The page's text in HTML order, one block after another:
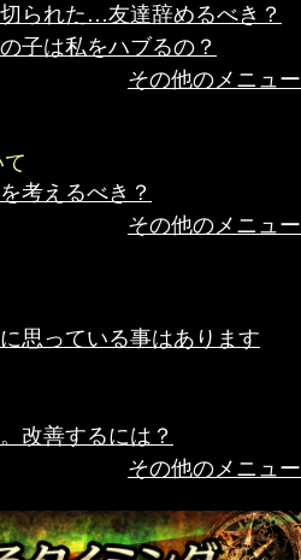
られた…友達辞めるべき？
子は私をハブるの？
その他のメニュー
考えるべき？
その他のメニュー
思っている事はあります
改善するには？
その他のメニュー